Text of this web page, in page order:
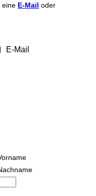
eine E-Mail oder
E-Mail